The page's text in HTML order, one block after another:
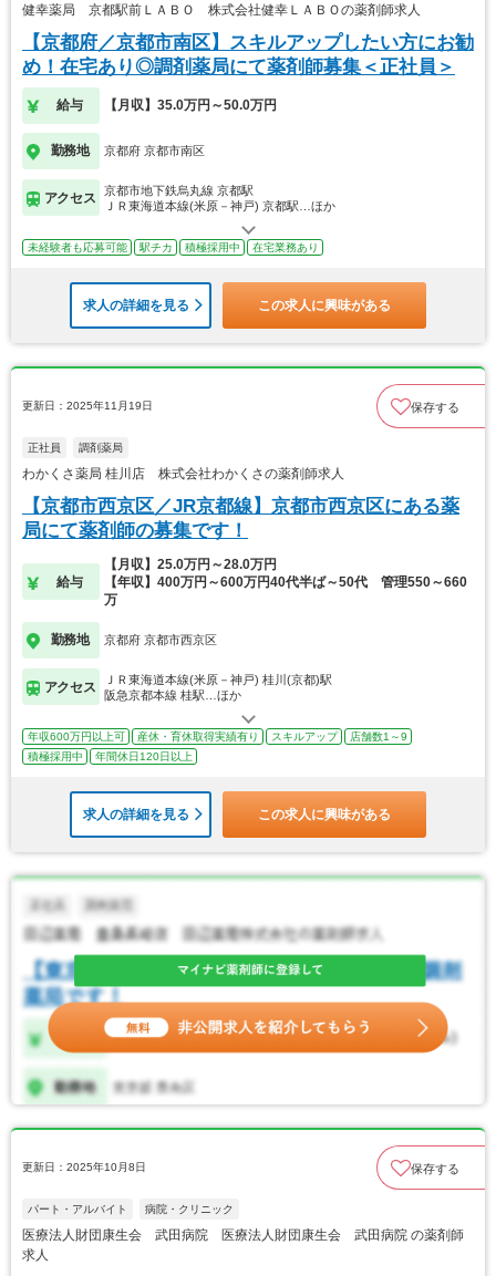
健幸薬局 京都駅前ＬＡＢＯ 株式会社健幸ＬＡＢＯの薬剤師求人
【京都府／京都市南区】スキルアップしたい方にお勧
め！在宅あり◎調剤薬局にて薬剤師募集＜正社員＞
給与 【月収】35.0万円～50.0万円
勤務地 京都府 京都市南区
アクセス
京都市地下鉄烏丸線 京都駅
ＪＲ東海道本線(米原－神戸) 京都駅…ほか
未経験者も応募可能 駅チカ 積極採用中 在宅業務あり
求人の詳細を見る この求人に興味がある
更新日：2025年11月19日 保存する
正社員 調剤薬局
わかくさ薬局 桂川店 株式会社わかくさの薬剤師求人
【京都市西京区／JR京都線】京都市西京区にある薬
局にて薬剤師の募集です！
給与
【月収】25.0万円～28.0万円
【年収】400万円～600万円40代半ば～50代 管理550～660
万
勤務地 京都府 京都市西京区
アクセス
ＪＲ東海道本線(米原－神戸) 桂川(京都)駅
阪急京都本線 桂駅…ほか
年収600万円以上可 産休・育休取得実績有り スキルアップ
店舗数1～9
積極採用中
年間休日120日以上
求人の詳細を見る この求人に興味がある
更新日：2025年10月8日 保存する
パート・アルバイト 病院・クリニック
医療法人財団康生会 武田病院 医療法人財団康生会 武田病院 の薬剤師
求人